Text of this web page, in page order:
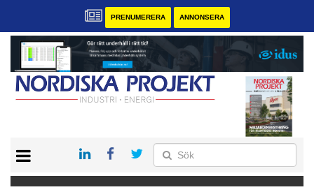
PRENUMERERA ANNONSERA